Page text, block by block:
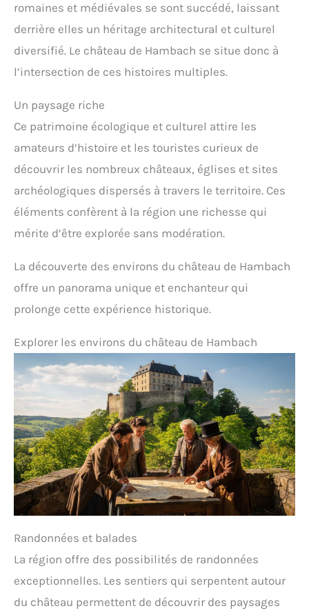
romaines et médiévales se sont succédé, laissant
derrière elles un héritage architectural et culturel
diversifié. Le château de Hambach se situe donc à
l’intersection de ces histoires multiples.
Un paysage riche
Ce patrimoine écologique et culturel attire les
amateurs d’histoire et les touristes curieux de
découvrir les nombreux châteaux, églises et sites
archéologiques dispersés à travers le territoire. Ces
éléments confèrent à la région une richesse qui
mérite d’être explorée sans modération.
La découverte des environs du château de Hambach
offre un panorama unique et enchanteur qui
prolonge cette expérience historique.
Explorer les environs du château de Hambach
Randonnées et balades
La région offre des possibilités de randonnées
exceptionnelles. Les sentiers qui serpentent autour
du château permettent de découvrir des paysages